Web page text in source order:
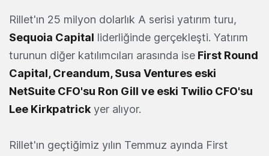
Rillet'ın 25 milyon dolarlık A serisi yatırım turu,
Sequoia Capital liderliğinde gerçekleşti. Yatırım
turunun diğer katılımcıları arasında ise First Round
Capital, Creandum, Susa Ventures eski
NetSuite CFO'su Ron Gill ve eski Twilio CFO'su
Lee Kirkpatrick yer alıyor.
Rillet'ın geçtiğimiz yılın Temmuz ayında First